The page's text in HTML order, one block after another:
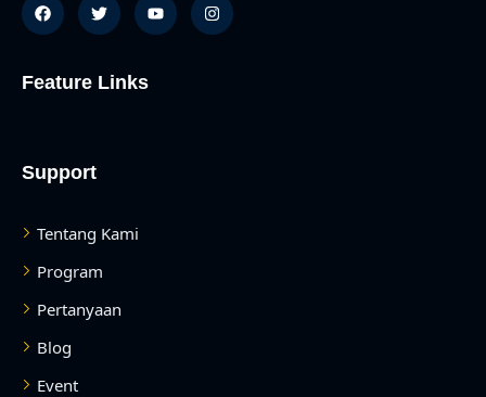
Feature Links
Support
Tentang Kami
Program
Pertanyaan
Blog
Event